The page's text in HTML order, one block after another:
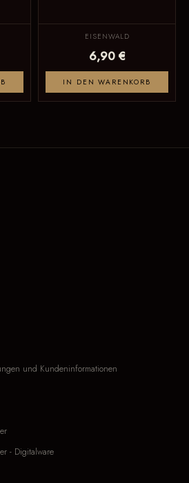
EISENWALD
6,90 €
IN DEN WARENKORB
und Kundeninformationen
- Digitalware